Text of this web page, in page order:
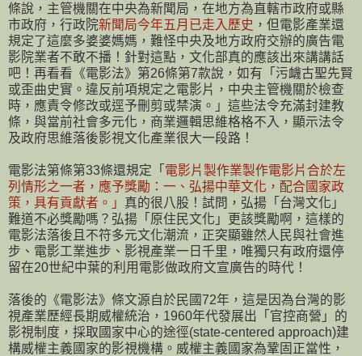
條說，主管機關在中央為新聞局，在地方為直轄市政府或縣
市政府，行政院新聞局今年五月已走入歷史 ，但電影產業還
規定了這麼多婆婆媽媽，難怪中央及地方政府交辦的廣告電
影院業者不敢不播！針對這點，文化部真的應該出來講講話
吧！再看看《電影法》第26條第7款說，如有「污衊古聖先賢
或歪曲史實。違反前項規定之電影片，中央主管機關於檢查
時，應責令修改或逕予刪剪或禁演。」這些法令充滿封建教
條，與當前社會多元化，商業邏輯思維格格不入，顯示法令
及政府思維落後影視文化產業很大一段路！
電影法第條第33條還規定「 電影片製作業製作電影片合於左
列情形之一者，應予獎勵：一、弘揚中華文化，配合國家政
策，具有貢獻者。」 真的很八股！試問，弘揚「台灣文化」
難道不必獎勵嗎？弘揚「原住民文化」更該獎勵啊，這樣的
電影法落後且不符多元文化潮流，正突顯雖然人民與社會進
步、電影工業進步、影視產業一日千里，唯獨只有政府還停
留在20世紀中葉的利用電影做政府文宣廣告的時代！
落後的《電影法》條文源自於民國72年，這是因為台灣的影
視產業歷經長期威權統治，1960年代發展出「官控商營」的
影視制度，採取國家中心的途徑(state-centered approach)建
構威權主義國家的影視機構。威權主義國家為鞏固正當性，